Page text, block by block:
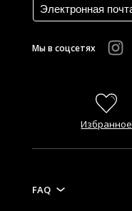
Мы в соцсетях
Избранное
FAQ